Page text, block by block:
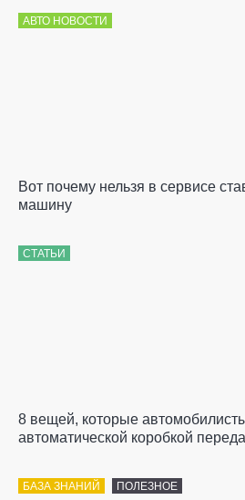
АВТО НОВОСТИ
Вот почему нельзя в сервисе
машину
СТАТЬИ
8 вещей, которые
автоматической коробкой
БАЗА ЗНАНИЙ ПОЛЕЗНОЕ